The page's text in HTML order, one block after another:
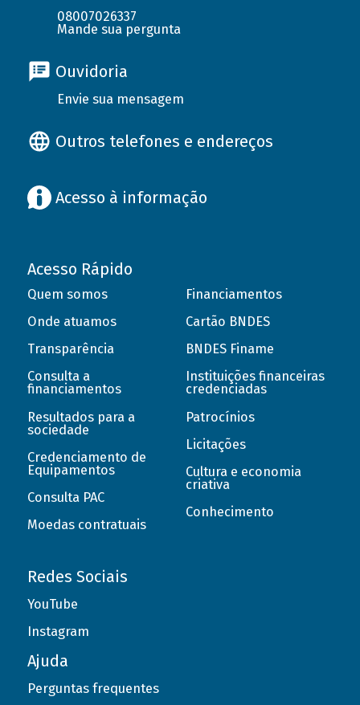
08007026337
Mande sua pergunta
Ouvidoria
Envie sua mensagem
Outros telefones e endereços
Acesso à informação
Acesso Rápido
Quem somos
Onde atuamos
Transparência
Consulta a
financiamentos
Resultados para a
sociedade
Credenciamento de
Equipamentos
Consulta PAC
Moedas contratuais
Financiamentos
Cartão BNDES
BNDES Finame
Instituições financeiras
credenciadas
Patrocínios
Licitações
Cultura e economia
criativa
Conhecimento
Redes Sociais
YouTube
Instagram
Ajuda
Perguntas frequentes